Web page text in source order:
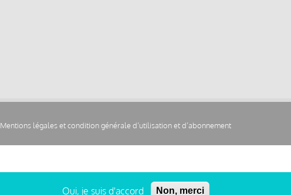
Mentions légales et condition générale d’utilisation et d’abonnement
Oui, je suis d'accord Non, merci